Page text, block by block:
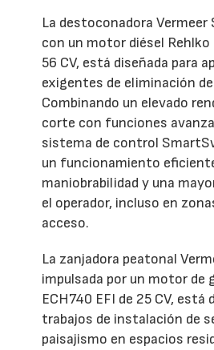
La destoconadora Vermeer
con un motor diésel Rehlko
56 CV, está diseñada para
exigentes de eliminación
Combinando un elevado
corte con funciones
sistema de control
un funcionamiento
maniobrabilidad y una
el operador, incluso en
acceso.
La zanjadora peatonal
impulsada por un motor de
ECH740 EFI de 25 CV, está
trabajos de instalación de
paisajismo en espacios